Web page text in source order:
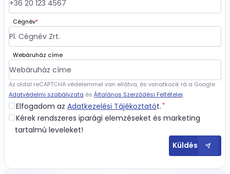
Cégnév*
Webáruház címe
Az oldal reCAPTCHA védelemmel van ellátva, és vonatkozik rá a Google
Adatvédelmi szabályzata és Általános Szerződési Feltételei.
Elfogadom az Adatkezelési Tájékoztatót.*
Kérek rendszeres iparági elemzéseket és marketing
tartalmú leveleket!
Küldés